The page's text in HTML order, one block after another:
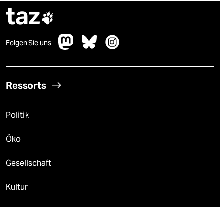
taz
Folgen Sie uns
Ressorts
Politik
Öko
Gesellschaft
Kultur